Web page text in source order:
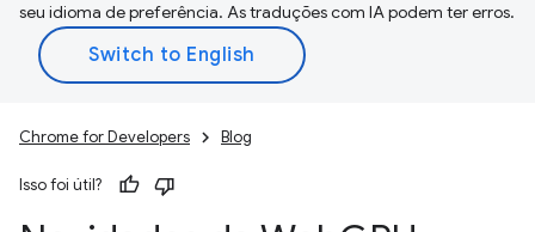
seu idioma de preferência. As traduções com IA podem ter erros.
Chrome for Developers Blog
Isso foi útil?